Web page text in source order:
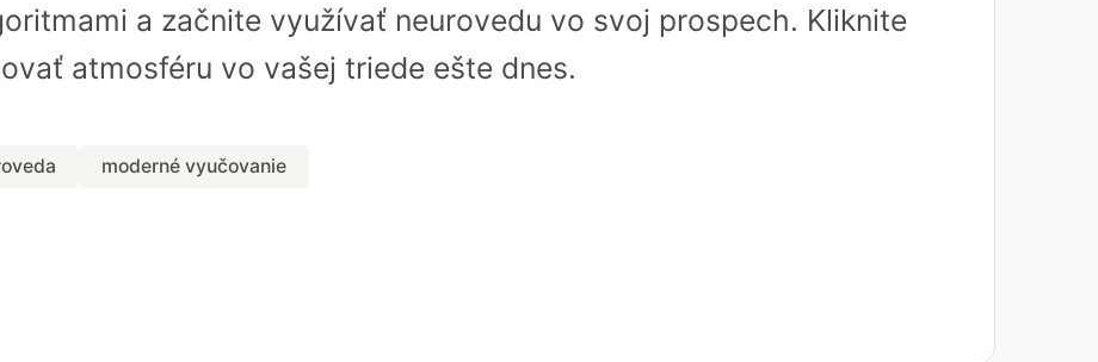
a začnite využívať neurovedu vo svoj prospech. Kliknite
atmosféru vo vašej triede ešte dnes.
moderné vyučovanie